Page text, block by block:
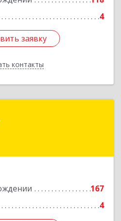
4
заявку
контакты
заявку
Назад
167
4
обл, Лесной г, Сиротина